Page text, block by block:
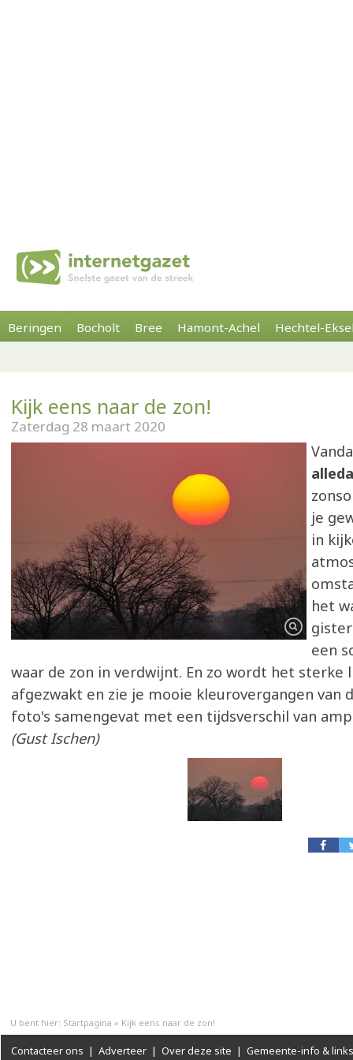
Beringen Bocholt Bree Hamont-Achel Hechtel-
Kijk eens naar de zon!
Zaterdag 28 maart 2020
je
in
het
een
waar de zon in verdwijnt. En zo wordt het sterke
afgezwakt en zie je mooie kleurovergangen van
foto's samengevat met een tijdsverschil van
(Gust Ischen)
U bent hier: Startpagina » Kijk eens naar de zon!
Contacteer ons | Adverteer | Over deze site | Gemeente-info & links